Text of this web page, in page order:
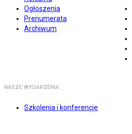
Ogłoszenia
Prenumerata
Archiwum
NASZE WYDARZENIA
Szkolenia i konferencje